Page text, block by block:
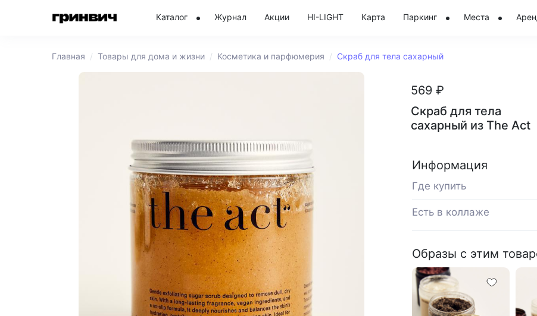
Каталог Журнал Акции HI-LIGHT Карта Паркинг Места
Главная Товары для дома и жизни Косметика и парфюмерия Скраб для тела сахарный
569 ₽
Скраб для тела
сахарный из The Act
Информация
Где купить
Есть в коллаже
Образы с этим